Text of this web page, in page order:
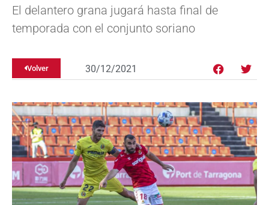
El delantero grana jugará hasta final de
temporada con el conjunto soriano
Volver 30/12/2021